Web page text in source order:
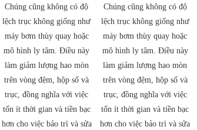
Chúng cũng không có độ
lệch trục không giống như
máy bơm thùy quay hoặc
mô hình ly tâm. Điều này
làm giảm lượng hao mòn
trên vòng đệm, hộp số và
trục, đồng nghĩa với việc
tốn ít thời gian và tiền bạc
hơn cho việc bảo trì và sửa
Chúng cũng không có độ
lệch trục không giống như
máy bơm thùy quay hoặc
mô hình ly tâm. Điều này
làm giảm lượng hao mòn
trên vòng đệm, hộp số và
trục, đồng nghĩa với việc
tốn ít thời gian và tiền bạc
hơn cho việc bảo trì và sửa